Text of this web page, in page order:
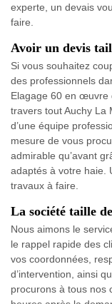
experte, un devais
faire.
Avoir un devis
Si vous souhaitez
des professionnels
Elagage 60 en œuvre
travers tout Auchy La
d’une équipe
mesure de vous
admirable qu’avant
adaptés à votre haie.
travaux à faire.
La société taille
Nous aimons le
le rappel rapide des
vos coordonnées,
d’intervention, ainsi
procurons à tous nos